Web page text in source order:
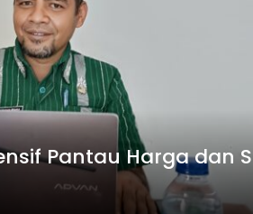
Pantau Harga dan